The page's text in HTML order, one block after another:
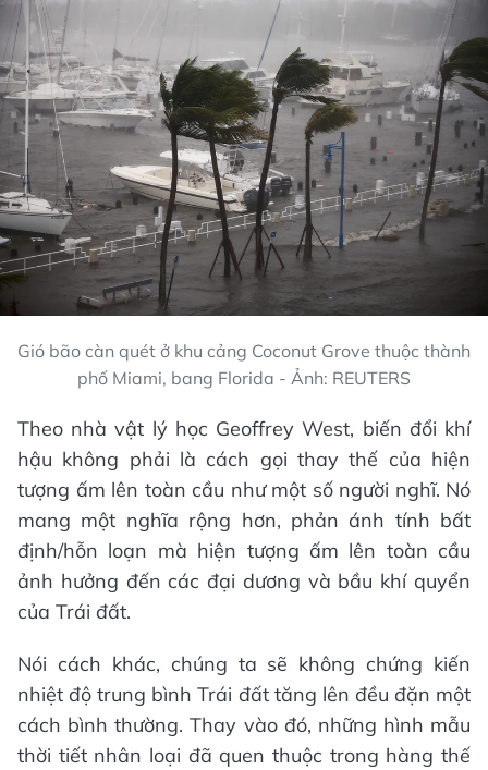
Gió bão càn quét ở khu cảng Coconut Grove thuộc thành
phố Miami, bang Florida - Ảnh: REUTERS
Theo nhà vật lý học Geoffrey West, biến đổi khí
hậu không phải là cách gọi thay thế của hiện
tượng ấm lên toàn cầu như một số người nghĩ. Nó
mang một nghĩa rộng hơn, phản ánh tính bất
định/hỗn loạn mà hiện tượng ấm lên toàn cầu
ảnh hưởng đến các đại dương và bầu khí quyển
của Trái đất.
Nói cách khác, chúng ta sẽ không chứng kiến
nhiệt độ trung bình Trái đất tăng lên đều đặn một
cách bình thường. Thay vào đó, những hình mẫu
thời tiết nhân loại đã quen thuộc trong hàng thế